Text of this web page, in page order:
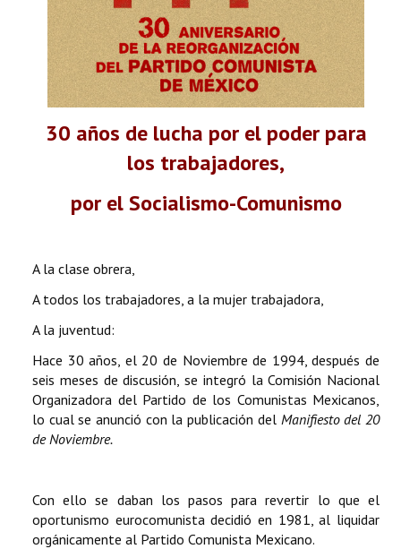
30 años de lucha por el poder para
los trabajadores,
por el Socialismo-Comunismo
A la clase obrera,
A todos los trabajadores, a la mujer trabajadora,
A la juventud:
Hace 30 años, el 20 de Noviembre de 1994, después de
seis meses de discusión, se integró la Comisión Nacional
Organizadora del Partido de los Comunistas Mexicanos,
lo cual se anunció con la publicación del Manifiesto del 20
de Noviembre.
Con ello se daban los pasos para revertir lo que el
oportunismo eurocomunista decidió en 1981, al liquidar
orgánicamente al Partido Comunista Mexicano.